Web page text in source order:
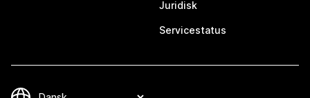
Juridisk
Servicestatus